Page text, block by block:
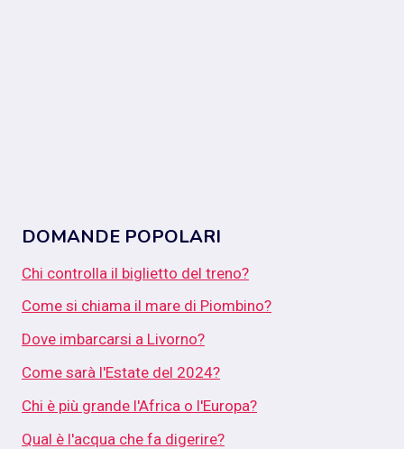
DOMANDE POPOLARI
Chi controlla il biglietto del treno?
Come si chiama il mare di Piombino?
Dove imbarcarsi a Livorno?
Come sarà l'Estate del 2024?
Chi è più grande l'Africa o l'Europa?
Qual è l'acqua che fa digerire?